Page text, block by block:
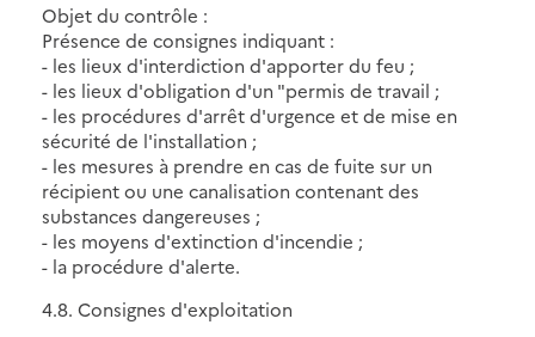
Objet du contrôle :
Présence de consignes indiquant :
- les lieux d'interdiction d'apporter du feu ;
- les lieux d'obligation d'un "permis de travail ;
- les procédures d'arrêt d'urgence et de mise en
sécurité de l'installation ;
- les mesures à prendre en cas de fuite sur un
récipient ou une canalisation contenant des
substances dangereuses ;
- les moyens d'extinction d'incendie ;
- la procédure d'alerte.
4.8. Consignes d'exploitation